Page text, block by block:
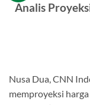
Analis
Nusa Dua, CNN
memproyeksi